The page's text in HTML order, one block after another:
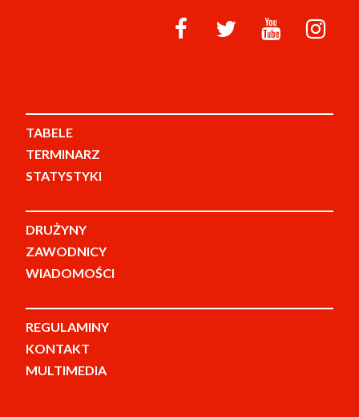
TABELE
TERMINARZ
STATYSTYKI
DRUŻYNY
ZAWODNICY
WIADOMOŚCI
REGULAMINY
KONTAKT
MULTIMEDIA